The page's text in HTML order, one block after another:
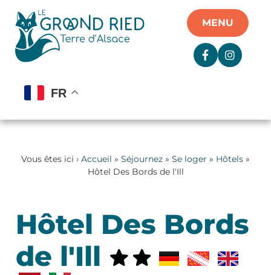
MENU
FR
Vous êtes ici › Accueil » Séjournez » Se loger » Hôtels »
Hôtel Des Bords de l'Ill
Hôtel Des Bords
de l'Ill
Panneau de gestion des cookies